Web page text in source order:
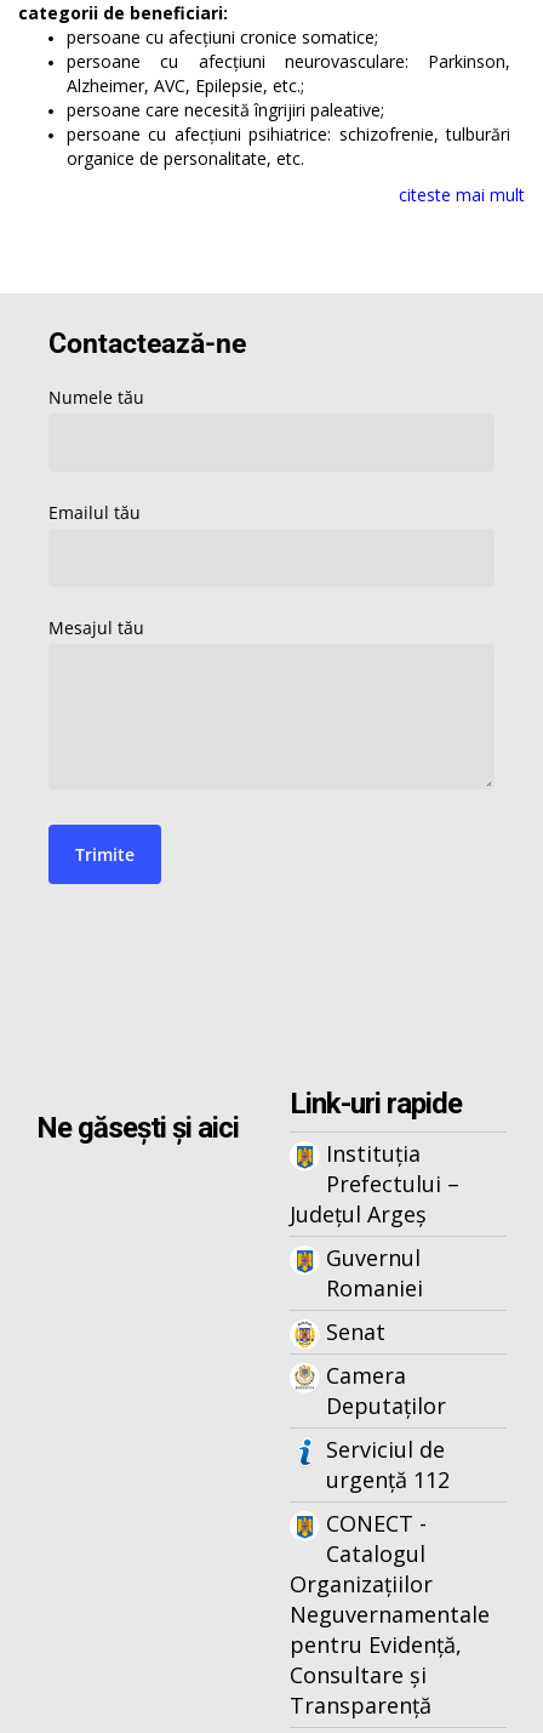
categorii de beneficiari:
persoane cu afecțiuni cronice somatice;
persoane cu afecțiuni neurovasculare: Parkinson,
Alzheimer, AVC, Epilepsie, etc.;
persoane care necesită îngrijiri paleative;
persoane cu afecțiuni psihiatrice: schizofrenie, tulburări
organice de personalitate, etc.
citeste mai mult
Ne găsești și aici
Link-uri rapide
Instituția
Prefectului –
Județul Argeș
Guvernul
Romaniei
Senat
Camera
Deputaților
Serviciul de
urgență 112
CONECT -
Catalogul
Organizațiilor
Neguvernamentale
pentru Evidență,
Consultare și
Transparență